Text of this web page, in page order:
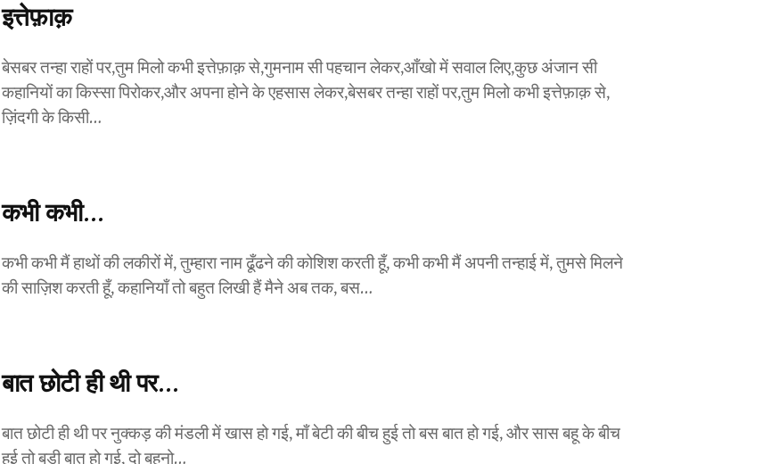
इत्तेफ़ाक़
बेसबर तन्हा राहों पर,तुम मिलो कभी इत्तेफ़ाक़ से,गुमनाम सी पहचान लेकर,आँखो में सवाल लिए,कुछ अंजान सी
कहानियों का किस्सा पिरोकर,और अपना होने के एहसास लेकर,बेसबर तन्हा राहों पर,तुम मिलो कभी इत्तेफ़ाक़ से,
ज़िंदगी के किसी…
कभी कभी…
कभी कभी मैं हाथों की लकीरों में, तुम्हारा नाम ढूँढने की कोशिश करती हूँ, कभी कभी मैं अपनी तन्हाई में, तुमसे मिलने
की साज़िश करती हूँ, कहानियाँ तो बहुत लिखी हैं मैने अब तक, बस…
बात छोटी ही थी पर…
बात छोटी ही थी पर नुक्कड़ की मंडली में खास हो गई, माँ बेटी की बीच हुई तो बस बात हो गई, और सास बहू के बीच
हुई तो बड़ी बात हो गई, दो बहनो…